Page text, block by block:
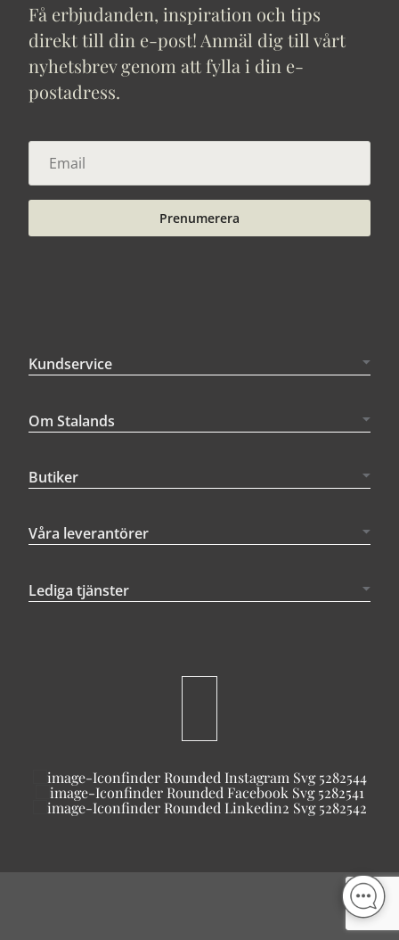
Få erbjudanden, inspiration och tips
direkt till din e-post! Anmäl dig till vårt
nyhetsbrev genom att fylla i din e-
postadress.
Prenumerera
Kundservice
Om Stalands
Butiker
Våra leverantörer
Lediga tjänster